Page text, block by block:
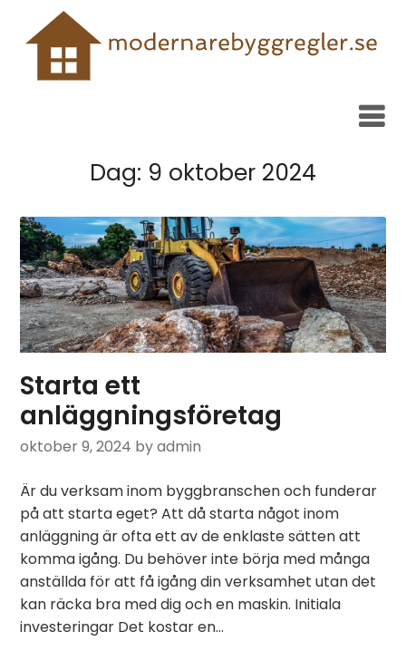
content
Dag: 9 oktober 2024
Starta ett
anläggningsföretag
oktober 9, 2024 by admin
Är du verksam inom byggbranschen och funderar
på att starta eget? Att då starta något inom
anläggning är ofta ett av de enklaste sätten att
komma igång. Du behöver inte börja med många
anställda för att få igång din verksamhet utan det
kan räcka bra med dig och en maskin. Initiala
investeringar Det kostar en…